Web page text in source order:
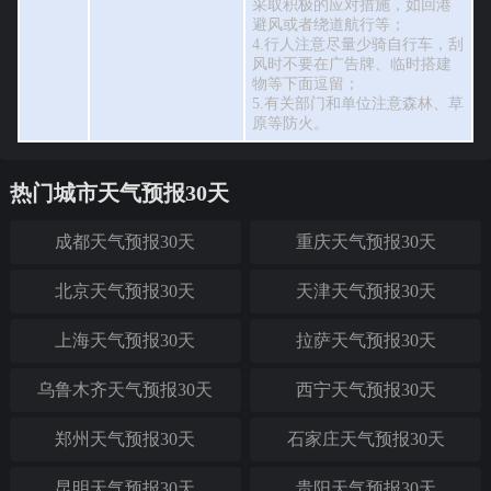
采取积极的应对措施，如回港
避风或者绕道航行等；
4.行人注意尽量少骑自行车，刮
风时不要在广告牌、临时搭建
物等下面逗留；
5.有关部门和单位注意森林、草
原等防火。
热门城市天气预报30天
成都天气预报30天 重庆天气预报30天
北京天气预报30天 天津天气预报30天
上海天气预报30天 拉萨天气预报30天
乌鲁木齐天气预报30天 西宁天气预报30天
郑州天气预报30天 石家庄天气预报30天